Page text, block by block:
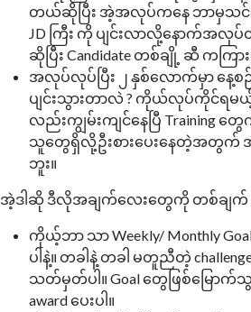
တယ်ဆိုပြီး အဲ့အလုပ်ကနေ ဘာမှသ
JD ကြီး ကို ပျင်းလာလို့နောက်အလုပ်
ဆိုပြီး Candidate တစ်ချို့ ဆီ ကကြ
အလုပ်လုပ်ပြီး ၂ နှစ်လောက်မှာ နေ့
ပျင်းသွားတာလဲ ? ကိုယ်လုပ်ကိုင်ရမ
လည်းကျွမ်းကျင်နေပြီ Training
သူတွေရှိလို့ဦးစားပေးနေတဲ့အတွက်
ဘူး။
အဲ့ဒါဆို ဒီလိုအချက်လေးတွေကို တစ်ချက်
ကိုယ့်ဘာ သာ Weekly/ Monthly
ပါနဲ့။ တခါနဲ့ တခါ မတူညီတဲ့ challenge
သတ်မှတ်ပါ။ Goal တွေဖြစ်မြော
award ပေးပါ။